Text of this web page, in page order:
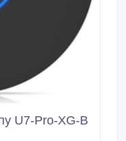
U7-Pro-XG-B